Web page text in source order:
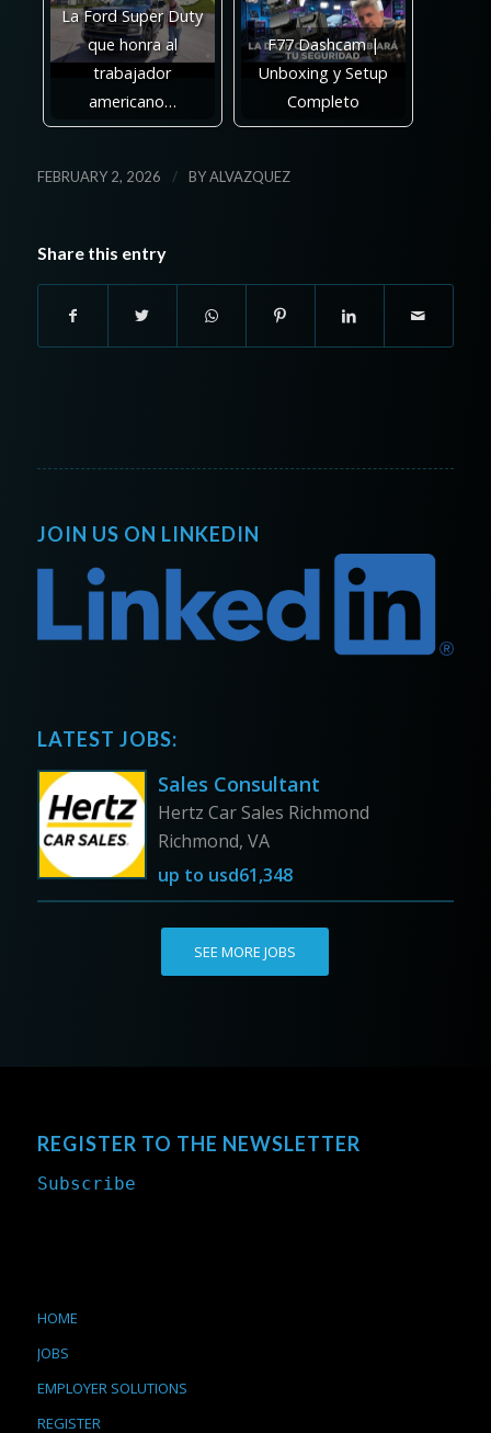
La Ford Super Duty
que honra al
trabajador
americano…
F77 Dashcam |
Unboxing y Setup
Completo
FEBRUARY 2, 2026 / BYALVAZQUEZ
Share this entry
JOIN US ON LINKEDIN
LATEST JOBS:
Sales Consultant
Hertz Car Sales Richmond
Richmond, VA
up to usd61,348
SEE MORE JOBS
REGISTER TO THE NEWSLETTER
Subscribe
HOME
JOBS
EMPLOYER SOLUTIONS
REGISTER